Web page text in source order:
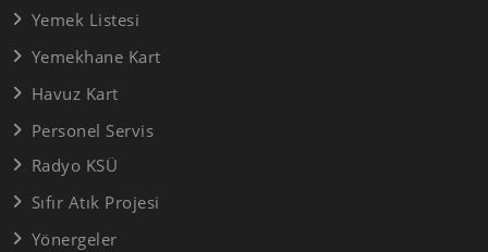
Yemek Listesi
Yemekhane Kart
Havuz Kart
Personel Servis
Radyo KSÜ
Sıfır Atık Projesi
Yönergeler